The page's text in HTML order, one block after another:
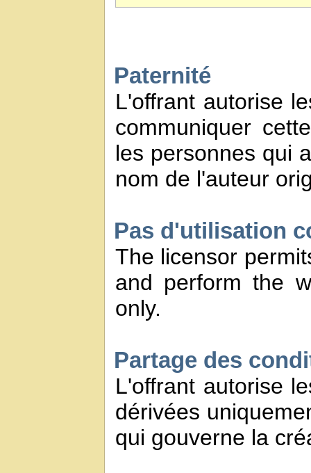
Paternité
L'offrant autorise
communiquer
les personnes qui
nom de l'auteur
Pas d'utilisation
The licensor
and perform the
only.
Partage des
L'offrant autorise
dérivées
qui gouverne la